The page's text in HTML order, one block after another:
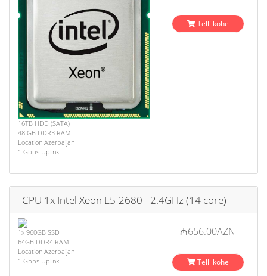
16TB HDD (SATA)
48 GB DDR3 RAM
Location Azerbaijan
1 Gbps Uplink
Telli kohe
CPU 1x Intel Xeon E5-2680 - 2.4GHz (14 core)
1x 960GB SSD
64GB DDR4 RAM
Location Azerbaijan
1 Gbps Uplink
₼656.00AZN
Telli kohe